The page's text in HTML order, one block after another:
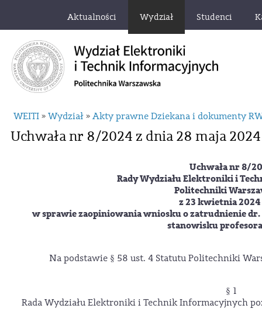
Aktualności Wydział Studenci
WEITI » Wydział » Akty prawne Dziekana i dokumenty
Uchwała nr 8/2024 z dnia 28 maja
Uchwała nr 8/
Rady Wydziału Elektroniki i
Politechniki
z 23 kwietnia
w sprawie zaopiniowania wniosku o zatrudnieniedr.
stanowisku
Na podstawie § 58 ust. 4 Statutu Politechniki
§ 1
Rada Wydziału Elektroniki i Technik Informacyjnych